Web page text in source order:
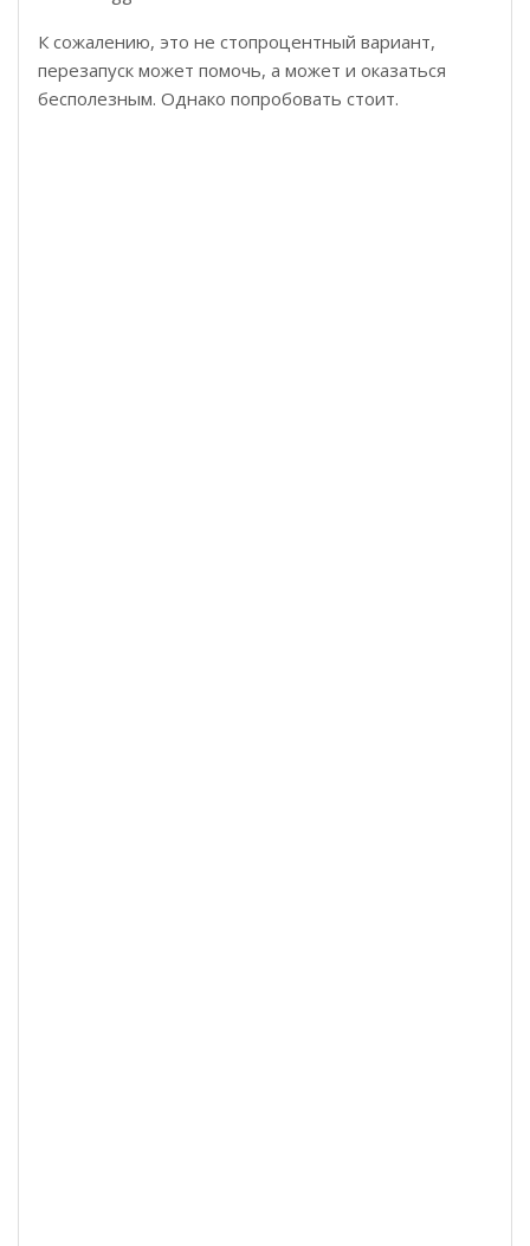
К сожалению, это не стопроцентный вариант,
перезапуск может помочь, а может и оказаться
бесполезным. Однако попробовать стоит.